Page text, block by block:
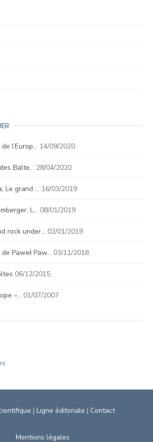
l’Europ… 14/09/2020
Balte… 28/04/2020
Le grand … 16/03/2019
L… 08/01/2019
rock under… 02/01/2019
Paweł Paw… 03/11/2018
06/12/2015
–… 01/07/2007
| Ligne éditoriale | Contact
Mentions légales